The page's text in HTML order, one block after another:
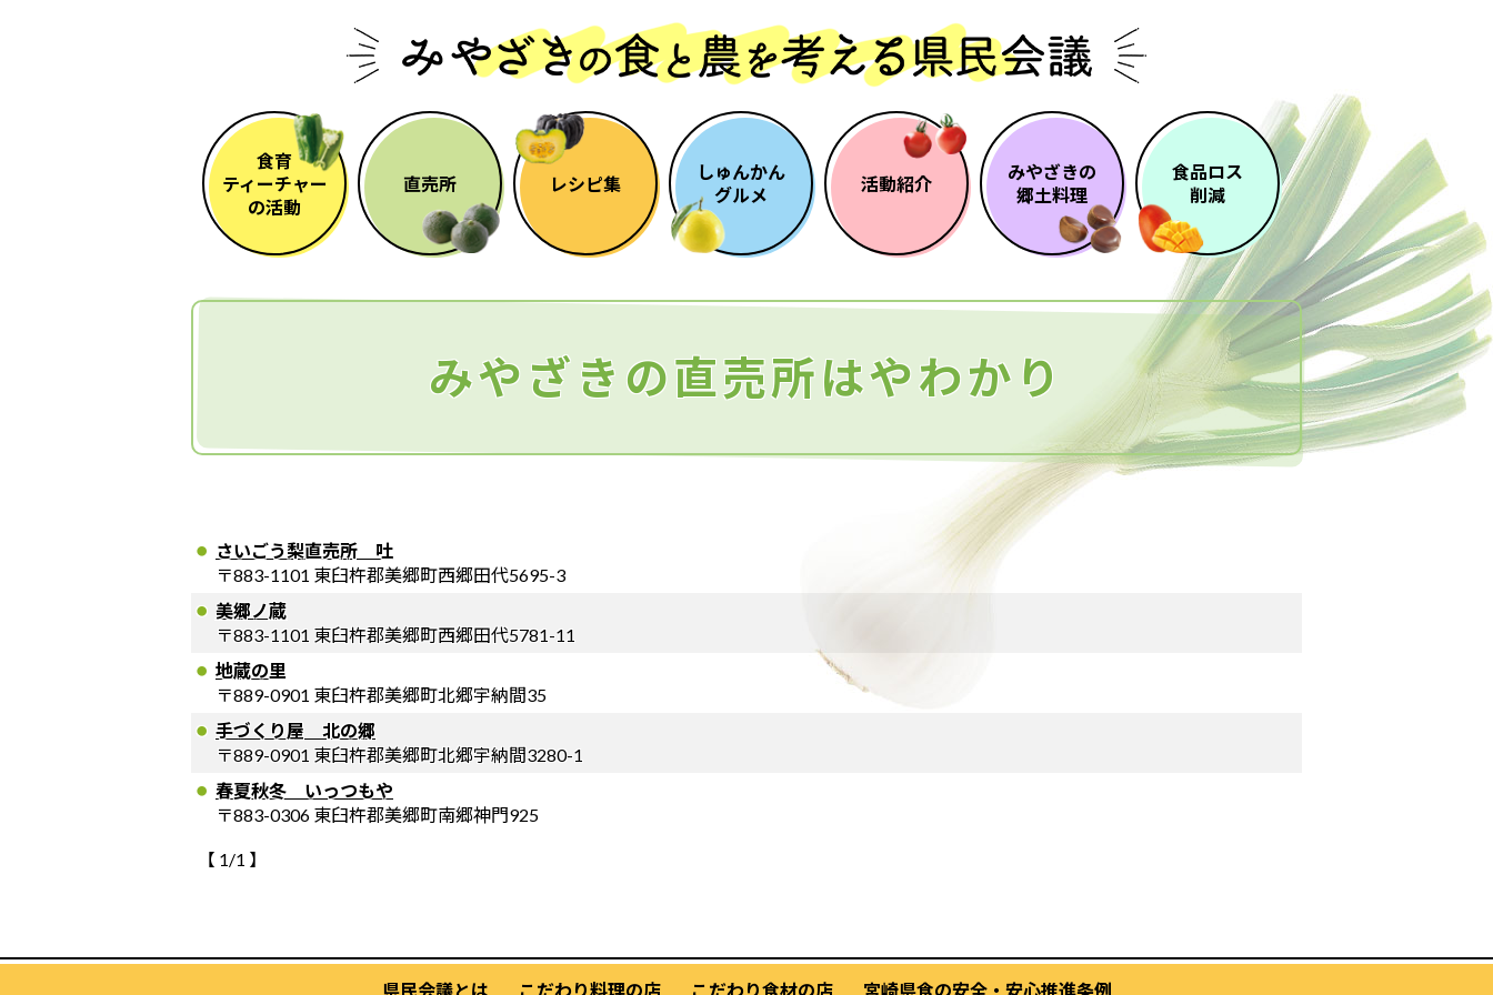
食育
ティーチャー
の活動
直売所 レシピ集
しゅんかん
グルメ
活動紹介
みやざきの
郷土料理
食品ロス
削減
みやざきの直売所はやわかり
さいごう梨直売所 吐
〒883-1101 東臼杵郡美郷町西郷田代5695-3
美郷ノ蔵
〒883-1101 東臼杵郡美郷町西郷田代5781-11
地蔵の里
〒889-0901 東臼杵郡美郷町北郷宇納間35
手づくり屋 北の郷
〒889-0901 東臼杵郡美郷町北郷宇納間3280-1
春夏秋冬 いっつもや
〒883-0306 東臼杵郡美郷町南郷神門925
【 1/1 】
県民会議とは こだわり料理の店 こだわり食材の店 宮崎県食の安全・安心推進条例